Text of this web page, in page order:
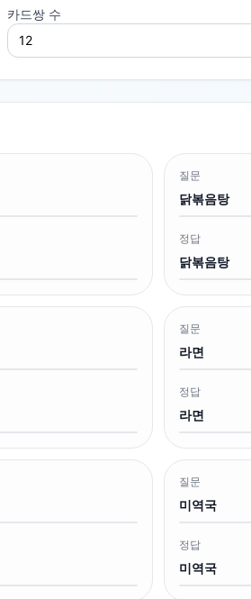
카드쌍 수
질문
닭볶음탕
정답
닭볶음탕
질문
라면
정답
라면
질문
미역국
정답
미역국